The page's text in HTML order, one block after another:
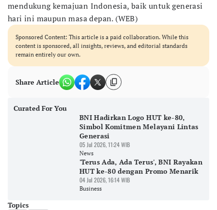
mendukung kemajuan Indonesia, baik untuk generasi
hari ini maupun masa depan. (WEB)
Sponsored Content: This article is a paid collaboration. While this
content is sponsored, all insights, reviews, and editorial standards
remain entirely our own.
Share Article
Curated For You
BNI Hadirkan Logo HUT ke-80,
Simbol Komitmen Melayani Lintas
Generasi
05 Jul 2026, 11:24 WIB
News
'Terus Ada, Ada Terus', BNI Rayakan
HUT ke-80 dengan Promo Menarik
04 Jul 2026, 16:14 WIB
Business
Topics